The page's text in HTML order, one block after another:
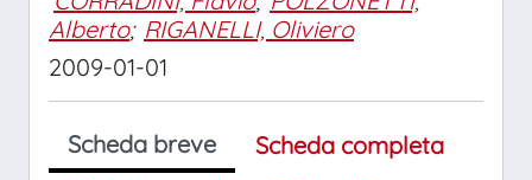
Alberto; RIGANELLI, Oliviero
2009-01-01
Scheda breve
Scheda completa